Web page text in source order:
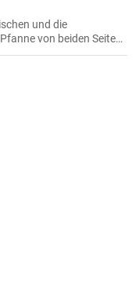
und die
von beiden Seiten